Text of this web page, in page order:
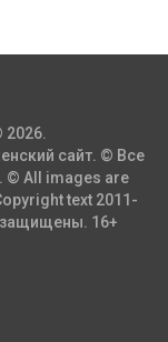
2026.
сайт. © Все
© All images are
text 2011-
16+